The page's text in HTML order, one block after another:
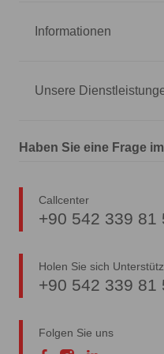
Informationen
Unsere
Haben Sie eine Frage
Callcenter
+90 542 339 81
Holen Sie sich
+90 542 339 81
Folgen Sie uns